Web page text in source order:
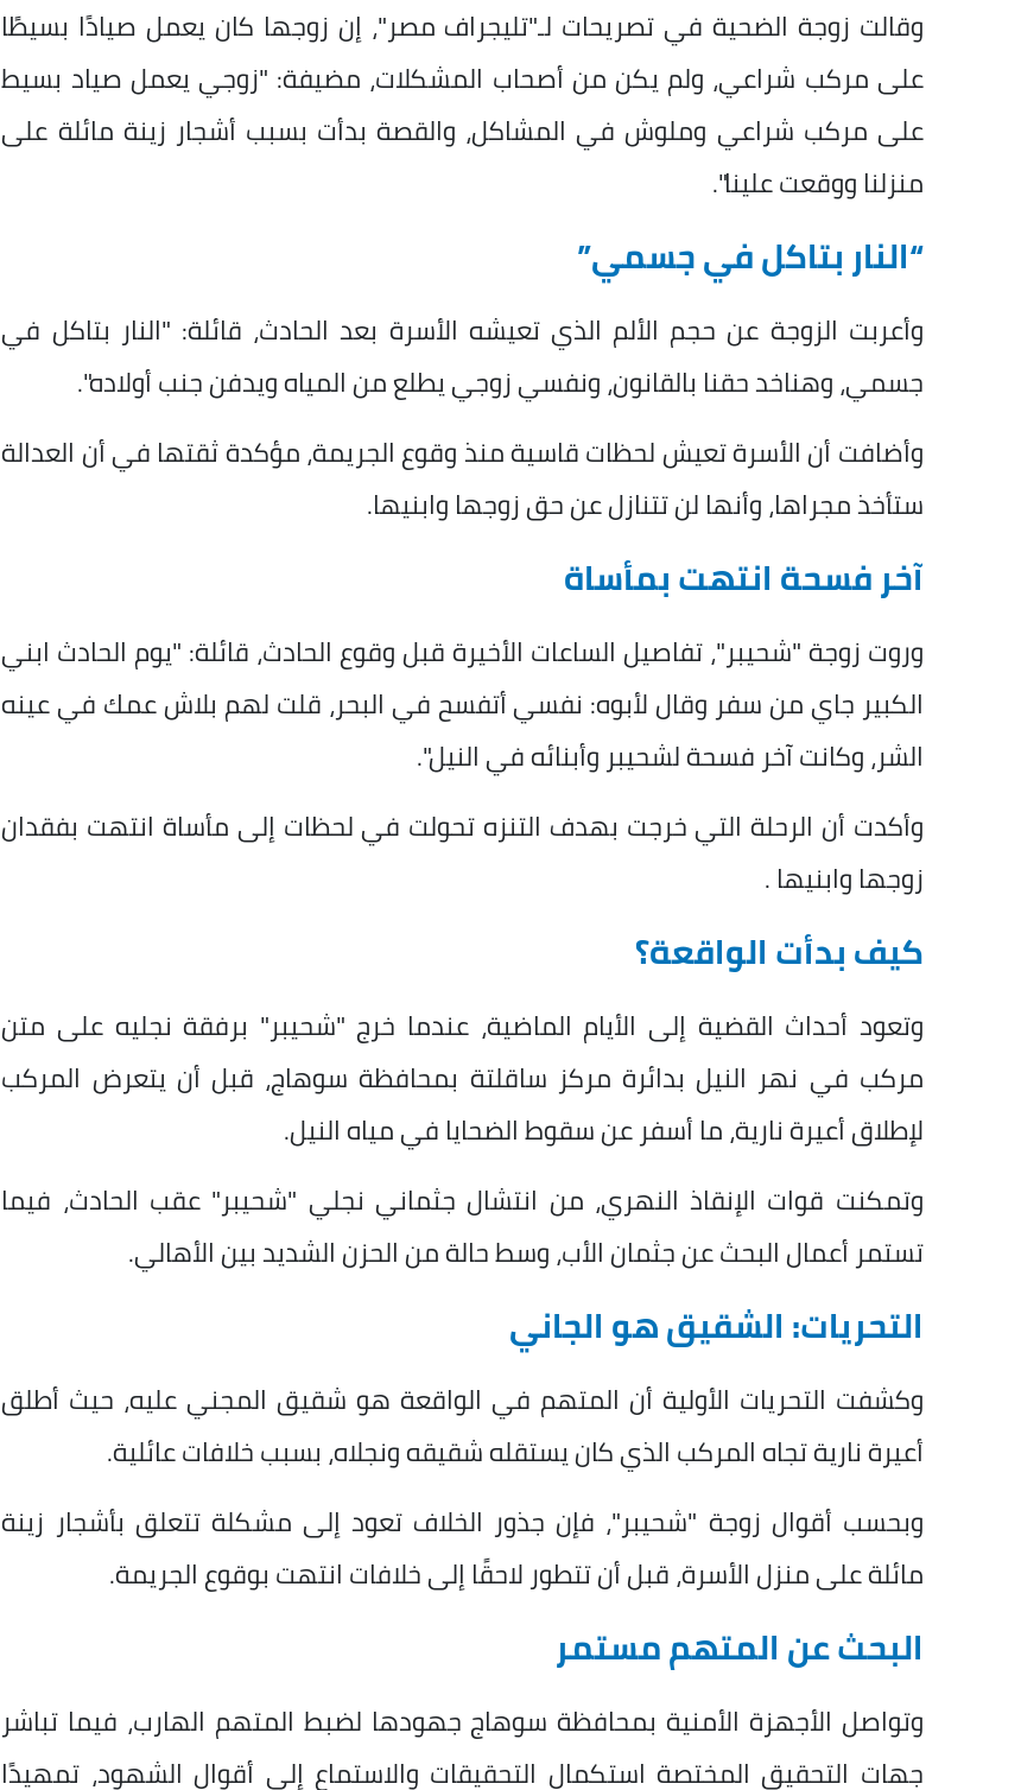
وقالت زوجة الضحية في تصريحات لـ"تليجراف مصر"، إن زوجها كان يعمل صيادًا بسيطًا
على مركب شراعي، ولم يكن من أصحاب المشكلات، مضيفة: "زوجي يعمل صياد بسيط
على مركب شراعي وملوش في المشاكل، والقصة بدأت بسبب أشجار زينة مائلة على
منزلنا ووقعت علينا".
“النار بتاكل في جسمي”
وأعربت الزوجة عن حجم الألم الذي تعيشه الأسرة بعد الحادث، قائلة: "النار بتاكل في
جسمي، وهناخد حقنا بالقانون، ونفسي زوجي يطلع من المياه ويدفن جنب أولاده".
وأضافت أن الأسرة تعيش لحظات قاسية منذ وقوع الجريمة، مؤكدة ثقتها في أن العدالة
ستأخذ مجراها، وأنها لن تتنازل عن حق زوجها وابنيها.
آخر فسحة انتهت بمأساة
وروت زوجة "شحيبر"، تفاصيل الساعات الأخيرة قبل وقوع الحادث، قائلة: "يوم الحادث ابني
الكبير جاي من سفر وقال لأبوه: نفسي أتفسح في البحر، قلت لهم بلاش عمك في عينه
الشر، وكانت آخر فسحة لشحيبر وأبنائه في النيل".
وأكدت أن الرحلة التي خرجت بهدف التنزه تحولت في لحظات إلى مأساة انتهت بفقدان
زوجها وابنيها .
كيف بدأت الواقعة؟
وتعود أحداث القضية إلى الأيام الماضية، عندما خرج "شحيبر" برفقة نجليه على متن
مركب في نهر النيل بدائرة مركز ساقلتة بمحافظة سوهاج، قبل أن يتعرض المركب
لإطلاق أعيرة نارية، ما أسفر عن سقوط الضحايا في مياه النيل.
وتمكنت قوات الإنقاذ النهري، من انتشال جثماني نجلي "شحيبر" عقب الحادث، فيما
تستمر أعمال البحث عن جثمان الأب، وسط حالة من الحزن الشديد بين الأهالي.
التحريات: الشقيق هو الجاني
وكشفت التحريات الأولية أن المتهم في الواقعة هو شقيق المجني عليه، حيث أطلق
أعيرة نارية تجاه المركب الذي كان يستقله شقيقه ونجلاه، بسبب خلافات عائلية.
وبحسب أقوال زوجة "شحيبر"، فإن جذور الخلاف تعود إلى مشكلة تتعلق بأشجار زينة
مائلة على منزل الأسرة، قبل أن تتطور لاحقًا إلى خلافات انتهت بوقوع الجريمة.
البحث عن المتهم مستمر
وتواصل الأجهزة الأمنية بمحافظة سوهاج جهودها لضبط المتهم الهارب، فيما تباشر
جهات التحقيق المختصة استكمال التحقيقات والاستماع إلى أقوال الشهود، تمهيدًا